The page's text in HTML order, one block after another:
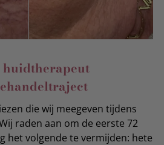
huidtherapeut
die wij meegeven tijdens
raden aan om de eerste 72
het volgende te vermijden: hete